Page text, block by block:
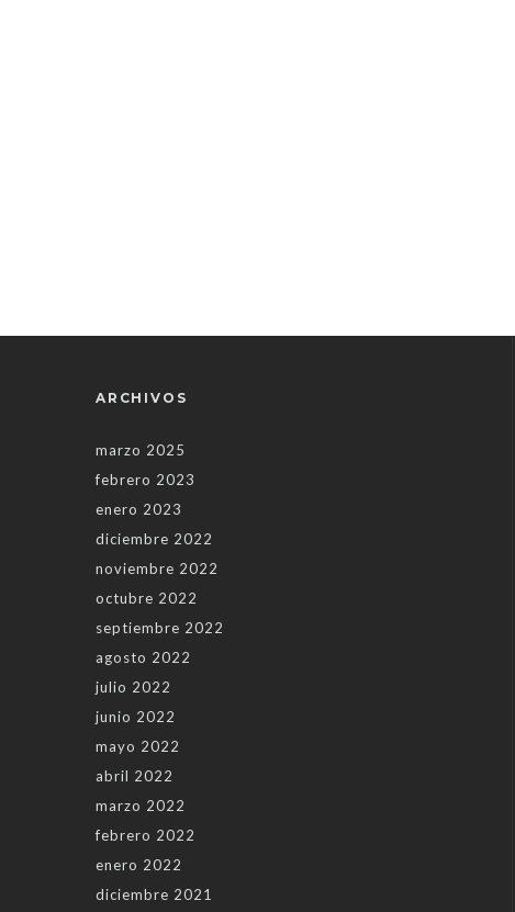
ARCHIVOS
marzo 2025
febrero 2023
enero 2023
diciembre 2022
noviembre 2022
octubre 2022
septiembre 2022
agosto 2022
julio 2022
junio 2022
mayo 2022
abril 2022
marzo 2022
febrero 2022
enero 2022
diciembre 2021